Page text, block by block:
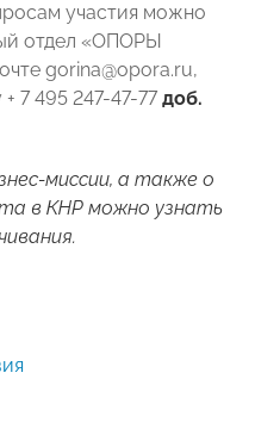
участия можно
отдел «ОПОРЫ
gorina@opora.ru,
7 495 247-47-77 доб.
миссии, а также о
в КНР можно узнать